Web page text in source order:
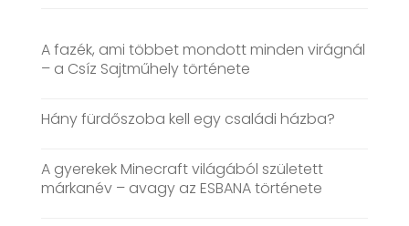
A fazék, ami többet mondott minden virágnál
– a Csíz Sajtműhely története
Hány fürdőszoba kell egy családi házba?
A gyerekek Minecraft világából született
márkanév – avagy az ESBANA története